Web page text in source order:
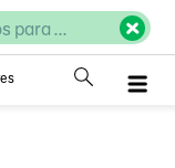
para ...